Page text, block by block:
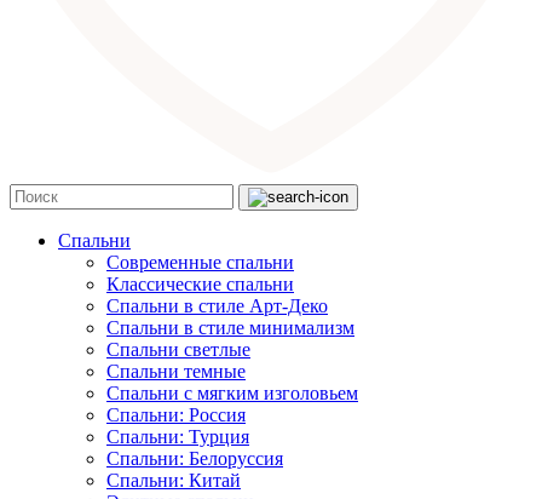
Спальни
Современные спальни
Классические спальни
Спальни в стиле Арт-Деко
Спальни в стиле минимализм
Спальни светлые
Спальни темные
Спальни с мягким изголовьем
Спальни: Россия
Спальни: Турция
Спальни: Белоруссия
Спальни: Китай